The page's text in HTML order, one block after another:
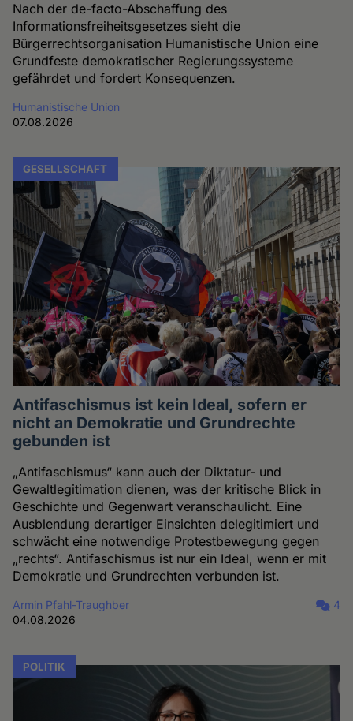
Nach der de-facto-Abschaffung des
Informationsfreiheitsgesetzes sieht die
Bürgerrechtsorganisation Humanistische Union eine
Grundfeste demokratischer Regierungssysteme
gefährdet und fordert Konsequenzen.
Humanistische Union
07.08.2026
GESELLSCHAFT
Antifaschismus ist kein Ideal, sofern er
nicht an Demokratie und Grundrechte
gebunden ist
„Antifaschismus“ kann auch der Diktatur- und
Gewaltlegitimation dienen, was der kritische Blick in
Geschichte und Gegenwart veranschaulicht. Eine
Ausblendung derartiger Einsichten delegitimiert und
schwächt eine notwendige Protestbewegung gegen
„rechts“. Antifaschismus ist nur ein Ideal, wenn er mit
Demokratie und Grundrechten verbunden ist.
Armin Pfahl-Traughber
04.08.2026
4
POLITIK